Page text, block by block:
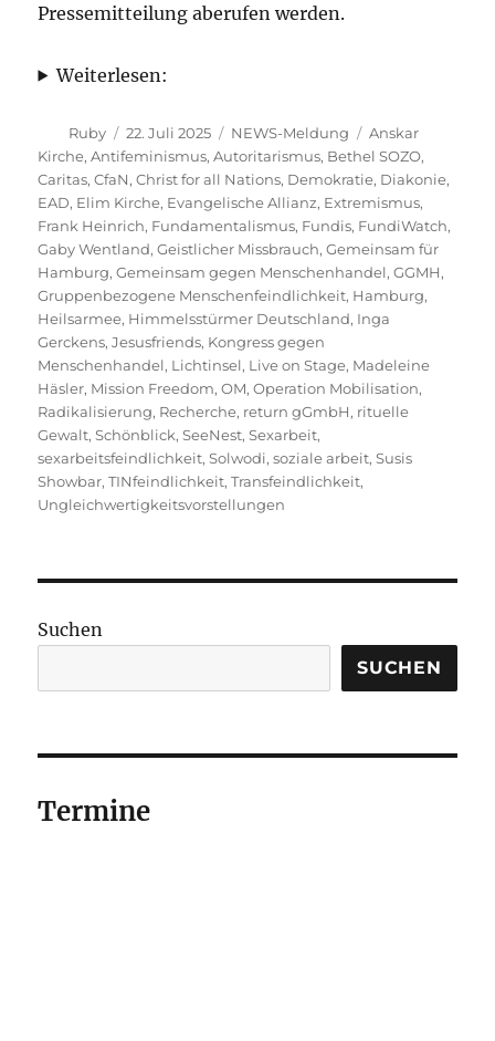
Pressemitteilung aberufen werden.
Weiterlesen:
Autor
Ruby
Veröffentlicht
am
22. Juli 2025 Kategorien
NEWS-Meldung Schlagwörter
Anskar
Kirche,Antifeminismus,Autoritarismus, Bethel SOZO,
Caritas,CfaN,Christ for all Nations, Demokratie, Diakonie,
EAD, Elim Kirche, Evangelische Allianz, Extremismus,
Frank Heinrich, Fundamentalismus, Fundis, FundiWatch,
Gaby Wentland,Geistlicher Missbrauch,Gemeinsam für
Hamburg,Gemeinsam gegen Menschenhandel,GGMH,
Gruppenbezogene Menschenfeindlichkeit, Hamburg,
Heilsarmee, Himmelsstürmer Deutschland, Inga
Gerckens,Jesusfriends, Kongress gegen
Menschenhandel, Lichtinsel, Live on Stage, Madeleine
Häsler, Mission Freedom,OM,Operation Mobilisation,
Radikalisierung, Recherche, return gGmbH, rituelle
Gewalt,Schönblick,SeeNest,Sexarbeit,
sexarbeitsfeindlichkeit,Solwodi,soziale arbeit,Susis
Showbar,TINfeindlichkeit,Transfeindlichkeit,
Ungleichwertigkeitsvorstellungen
Suchen
SUCHEN
Termine